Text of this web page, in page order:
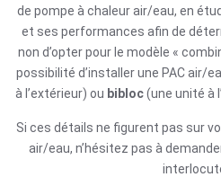
de pompe à chaleur air/eau, en
et ses performances afin de
non d’opter pour le modèle «
possibilité d’installer une PAC air/
à l’extérieur) ou bibloc(une unité à
Si ces détails ne figurent pas sur
air/eau, n’hésitez pas à